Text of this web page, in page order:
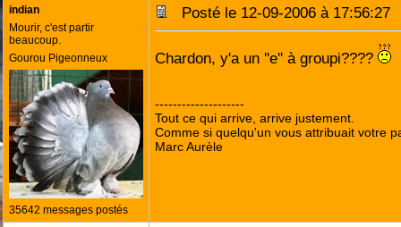
indian
Mourir, c'est partir
beaucoup.
Gourou Pigeonneux
35642 messages postés
Posté le 12-09-2006 à
Chardon, y'a un ''e'' à groupi????
--------------------
Tout ce qui arrive, arrive justement.
Comme si quelqu'un vous attribuait votre
Marc Aurèle